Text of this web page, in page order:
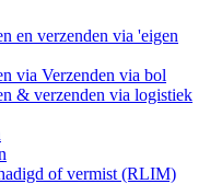
en verzenden via 'eigen
via Verzenden via bol
& verzenden via logistiek
of vermist (RLIM)